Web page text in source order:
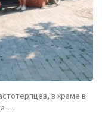
в храме в
…